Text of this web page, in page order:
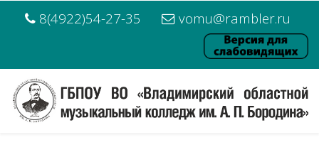
8(4922)54-27-35 vomu@rambler.ru